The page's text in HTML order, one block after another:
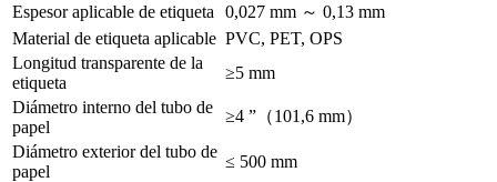
Espesor aplicable de etiqueta
0,027 mm ～ 0,13 mm
Material de etiqueta aplicable PVC, PET, OPS
Longitud transparente de la
etiqueta
≥5 mm
Diámetro interno del tubo de
papel
≥4 ”（101,6 mm）
Diámetro exterior del tubo de
papel
≤ 500 mm